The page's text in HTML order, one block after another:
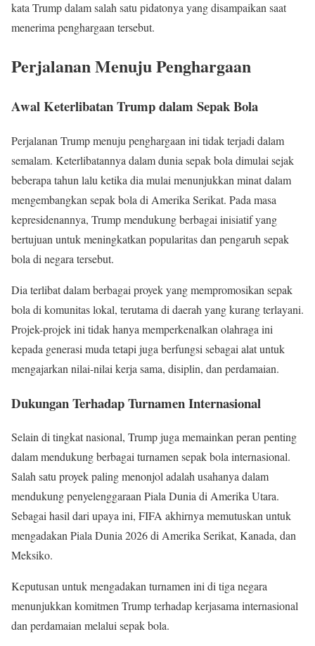
kata Trump dalam salah satu pidatonya yang disampaikan saat
menerima penghargaan tersebut.
Perjalanan Menuju Penghargaan
Awal Keterlibatan Trump dalam Sepak Bola
Perjalanan Trump menuju penghargaan ini tidak terjadi dalam
semalam. Keterlibatannya dalam dunia sepak bola dimulai sejak
beberapa tahun lalu ketika dia mulai menunjukkan minat dalam
mengembangkan sepak bola di Amerika Serikat. Pada masa
kepresidenannya, Trump mendukung berbagai inisiatif yang
bertujuan untuk meningkatkan popularitas dan pengaruh sepak
bola di negara tersebut.
Dia terlibat dalam berbagai proyek yang mempromosikan sepak
bola di komunitas lokal, terutama di daerah yang kurang terlayani.
Projek-projek ini tidak hanya memperkenalkan olahraga ini
kepada generasi muda tetapi juga berfungsi sebagai alat untuk
mengajarkan nilai-nilai kerja sama, disiplin, dan perdamaian.
Dukungan Terhadap Turnamen Internasional
Selain di tingkat nasional, Trump juga memainkan peran penting
dalam mendukung berbagai turnamen sepak bola internasional.
Salah satu proyek paling menonjol adalah usahanya dalam
mendukung penyelenggaraan Piala Dunia di Amerika Utara.
Sebagai hasil dari upaya ini, FIFA akhirnya memutuskan untuk
mengadakan Piala Dunia 2026 di Amerika Serikat, Kanada, dan
Meksiko.
Keputusan untuk mengadakan turnamen ini di tiga negara
menunjukkan komitmen Trump terhadap kerjasama internasional
dan perdamaian melalui sepak bola.